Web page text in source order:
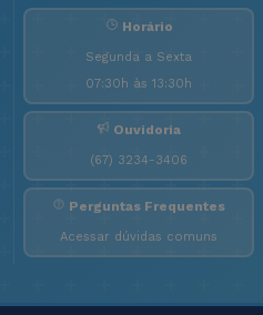
Horário
Segunda a Sexta
07:30h às 13:30h
Ouvidoria
(67) 3234-3406
Perguntas Frequentes
Acessar dúvidas comuns